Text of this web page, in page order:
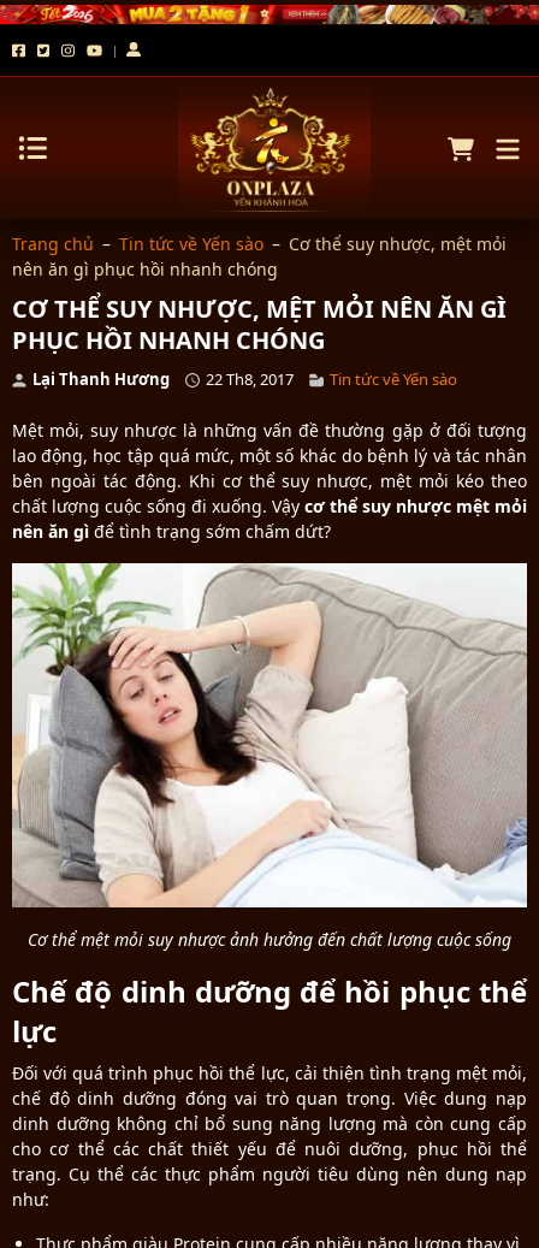
Trang chủ – Tin tức về Yến sào – Cơ thể suy nhược, mệt mỏi
nên ăn gì phục hồi nhanh chóng
CƠ THỂ SUY NHƯỢC, MỆT MỎI NÊN ĂN GÌ
PHỤC HỒI NHANH CHÓNG
Lại Thanh Hương 22 Th8, 2017 Tin tức về Yến sào
Mệt mỏi, suy nhược là những vấn đề thường gặp ở đối tượng
lao động, học tập quá mức, một số khác do bệnh lý và tác nhân
bên ngoài tác động. Khi cơ thể suy nhược, mệt mỏi kéo theo
chất lượng cuộc sống đi xuống. Vậy cơ thể suy nhược mệt mỏi
nên ăn gì để tình trạng sớm chấm dứt?
Cơ thể mệt mỏi suy nhược ảnh hưởng đến chất lượng cuộc sống
Chế độ dinh dưỡng để hồi phục thể
lực
Đối với quá trình phục hồi thể lực, cải thiện tình trạng mệt mỏi,
chế độ dinh dưỡng đóng vai trò quan trọng. Việc dung nạp
dinh dưỡng không chỉ bổ sung năng lượng mà còn cung cấp
cho cơ thể các chất thiết yếu để nuôi dưỡng, phục hồi thể
trạng. Cụ thể các thực phẩm người tiêu dùng nên dung nạp
như:
Thực phẩm giàu Protein cung cấp nhiều năng lượng thay vì